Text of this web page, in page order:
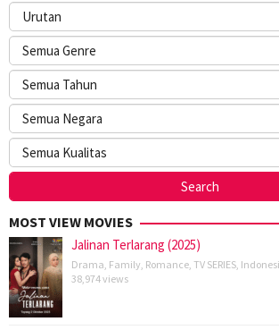
MOST VIEW MOVIES
Jalinan Terlarang (2025)
Drama Family Romance TV SERIES
38,974 views